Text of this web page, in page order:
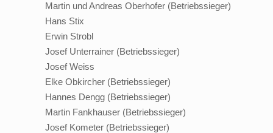
Martin und Andreas Oberhofer (Betriebssieger)
Hans Stix
Erwin Strobl
Josef Unterrainer (Betriebssieger)
Josef Weiss
Elke Obkircher (Betriebssieger)
Hannes Dengg (Betriebssieger)
Martin Fankhauser (Betriebssieger)
Josef Kometer (Betriebssieger)